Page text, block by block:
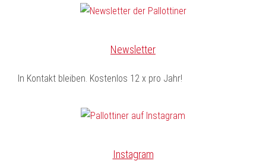
Newsletter
In Kontakt bleiben. Kostenlos 12 x pro Jahr!
Instagram